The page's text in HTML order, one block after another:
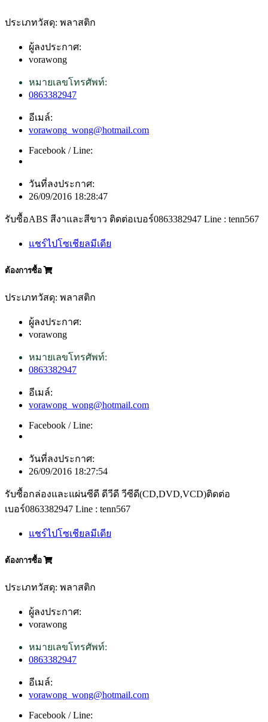
ประเภทวัสดุ: พลาสติก
ผู้ลงประกาศ:
vorawong
หมายเลขโทรศัพท์:
0863382947
อีเมล์:
vorawong_wong@hotmail.com
Facebook / Line:
วันที่ลงประกาศ:
26/09/2016 18:28:47
รับซื้อABS สีงาและสีขาว ติดต่อเบอร์0863382947 Line : tenn567
แชร์ไปโซเชียลมีเดีย
ต้องการซื้อ
ประเภทวัสดุ: พลาสติก
ผู้ลงประกาศ:
vorawong
หมายเลขโทรศัพท์:
0863382947
อีเมล์:
vorawong_wong@hotmail.com
Facebook / Line:
วันที่ลงประกาศ:
26/09/2016 18:27:54
รับซื้อกล่องและแผ่นซีดี ดีวีดี วีซีดี(CD,DVD,VCD)ติดต่อ
เบอร์0863382947 Line : tenn567
แชร์ไปโซเชียลมีเดีย
ต้องการซื้อ
ประเภทวัสดุ: พลาสติก
ผู้ลงประกาศ:
vorawong
หมายเลขโทรศัพท์:
0863382947
อีเมล์:
vorawong_wong@hotmail.com
Facebook / Line: